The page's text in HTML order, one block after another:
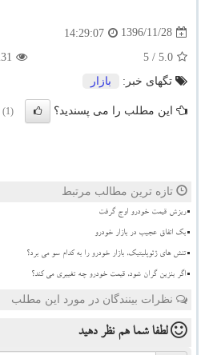
1396/11/28
14:29:07
5.0
/ 5
تگهای خبر:
بازار
این مطلب را می پسندید؟ (1)
تازه ترین مطالب مرتبط
ریزش قیمت خودرو اوج گرفت
بک اتفاق عجیب در بازار خودرو
تنش های ژئوپلیتیک، بازار خودرو را به کدام سو می برد؟
اگر بنزین گران شود، قیمت خودرو چه تغییری می کند؟
نظرات بینندگان در مورد این مطلب
لطفا شما همنظر دهید